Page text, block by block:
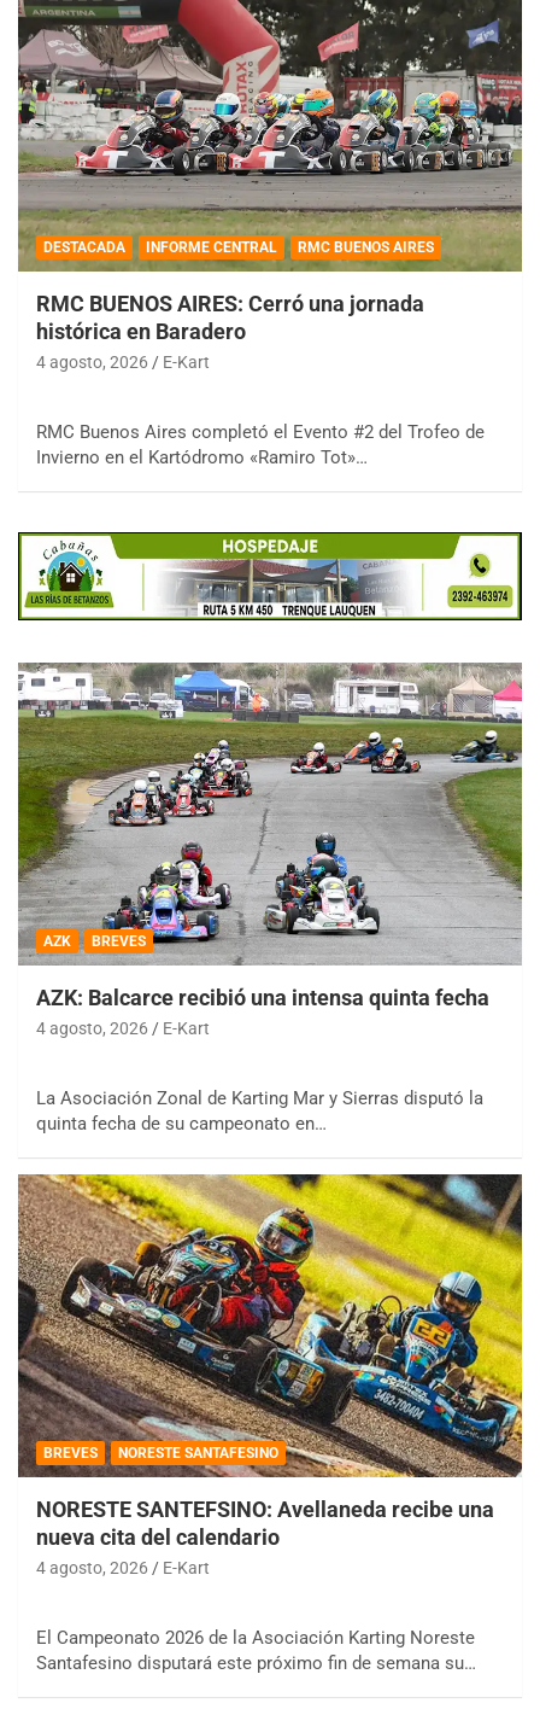
DESTACADA INFORME CENTRAL RMC BUENOS AIRES
RMC BUENOS AIRES: Cerró una jornada
histórica en Baradero
4 agosto, 2026 E-Kart
RMC Buenos Aires completó el Evento #2 del Trofeo de
Invierno en el Kartódromo «Ramiro Tot»…
AZK BREVES
AZK: Balcarce recibió una intensa quinta fecha
4 agosto, 2026 E-Kart
La Asociación Zonal de Karting Mar y Sierras disputó la
quinta fecha de su campeonato en…
BREVES NORESTE SANTAFESINO
NORESTE SANTEFSINO: Avellaneda recibe una
nueva cita del calendario
4 agosto, 2026 E-Kart
El Campeonato 2026 de la Asociación Karting Noreste
Santafesino disputará este próximo fin de semana su…